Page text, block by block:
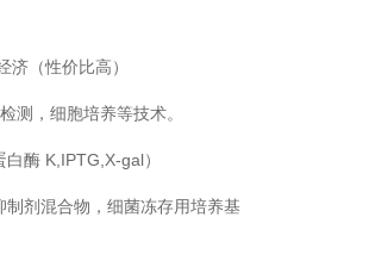
性价比高）
测，细胞培养等技术。
白酶 K,IPTG,X-gal）
制剂混合物，细菌冻存用培养基